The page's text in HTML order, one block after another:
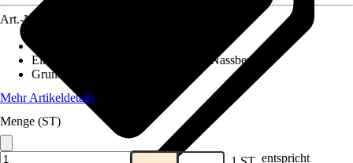
Art.-Nr.
Einsatzbereich
Innen, Feuchtraum, Nassbereich
Grundfarbe
Mehr Artikeldetails
Menge (ST)
entspricht